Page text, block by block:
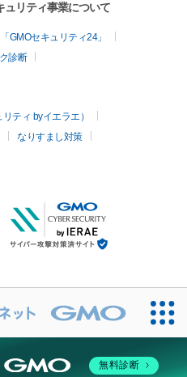
ュリティ事業について
GMOセキュリティ24」
診断
ティ byイエラエ）
なりすまし対策
無料診断